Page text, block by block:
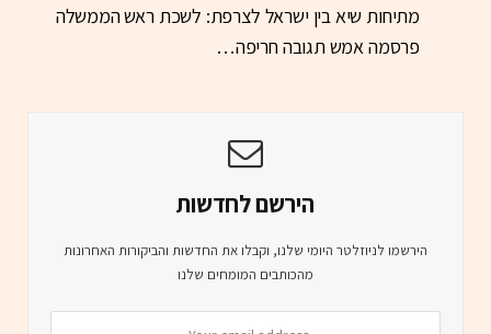
מתיחות שיא בין ישראל לצרפת: לשכת ראש הממשלה
פרסמה אמש תגובה חריפה…
הירשם לחדשות
הירשמו לניוזלטר היומי שלנו, וקבלו את החדשות והביקורות האחרונות
מהכותבים המומחים שלנו